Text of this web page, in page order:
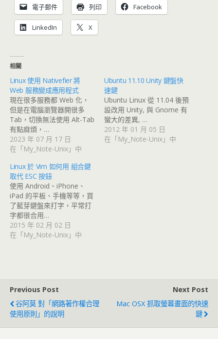
電子郵件 列印 Facebook
LinkedIn X
相關
Linux 使用 Nativefier 將
Web 服務變成應用程式
現在很多服務都 Web 化，
但是在電腦瀏覽器開很多
Tab，切換無法使用 Alt-Tab
有點麻煩，…
2023 年 07 月 17 日
在「My_Note-Unix」中
Ubuntu 11.10 Unity 鍵盤快
速鍵
Ubuntu Linux 從 11.04 後預
設改用 Unity, 與 Gnome 有
蠻大的差異, …
2012 年 01 月 05 日
在「My_Note-Unix」中
Linux 於 Vim 如何用 組合鍵
取代 ESC 按鈕
使用 Android、iPhone、
iPad 的平板、手機等等，買
了藍芽鍵盤來打字，平常打
字都很合用…
2015 年 02 月 02 日
在「My_Note-Unix」中
Previous Post
谷阿莫 對「網路著作權合理
使用原則」的說明
Next Post
Mac OSX 抓取螢幕畫面的快速
鍵